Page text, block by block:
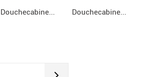
Douchecabine... Douchecabine...